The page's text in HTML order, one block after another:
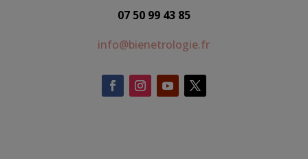
07 50 99 43 85
info@bienetrologie.fr